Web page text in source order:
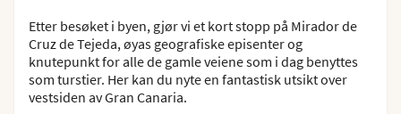
Etter besøket i byen, gjør vi et kort stopp på Mirador de
Cruz de Tejeda, øyas geografiske episenter og
knutepunkt for alle de gamle veiene som i dag benyttes
som turstier. Her kan du nyte en fantastisk utsikt over
vestsiden av Gran Canaria.